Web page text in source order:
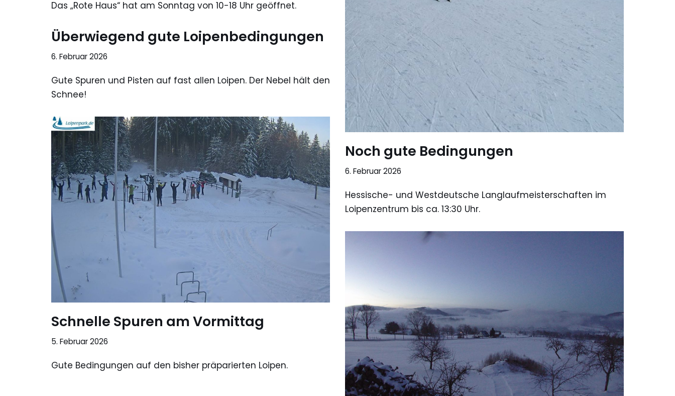
Das „Rote Haus“ hat am Sonntag von 10-18 Uhr geöffnet.
Noch gute Bedingungen
6. Februar 2026
Hessische- und Westdeutsche Langlaufmeisterschaften im
Loipenzentrum bis ca. 13:30 Uhr.
Überwiegend gute Loipenbedingungen
6. Februar 2026
Gute Spuren und Pisten auf fast allen Loipen. Der Nebel hält den
Schnee!
Schnelle Spuren am Vormittag
5. Februar 2026
Gute Bedingungen auf den bisher präparierten Loipen.